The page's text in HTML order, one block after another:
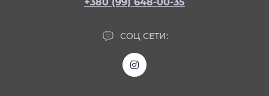
СОЦ СЕТИ: